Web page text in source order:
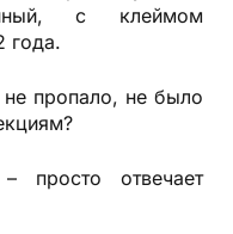
с клеймом
года.
пропало, не было
просто отвечает